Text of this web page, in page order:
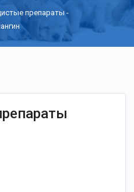
препараты-